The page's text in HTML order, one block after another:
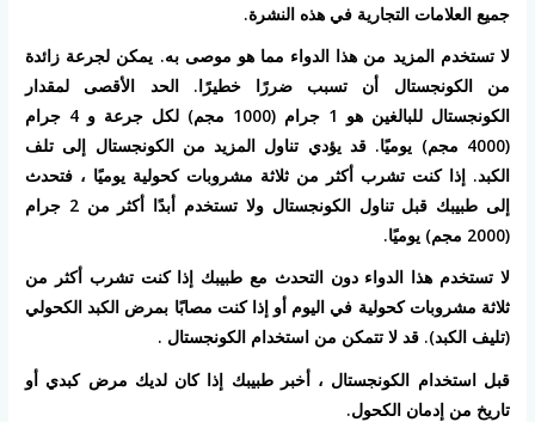
جميع العلامات التجارية في هذه النشرة.
لا تستخدم المزيد من هذا الدواء مما هو موصى به. يمكن لجرعة زائدة
من الكونجستال أن تسبب ضررًا خطيرًا. الحد الأقصى لمقدار
الكونجستال للبالغين هو 1 جرام (1000 مجم) لكل جرعة و 4 جرام
(4000 مجم) يوميًا. قد يؤدي تناول المزيد من الكونجستال إلى تلف
الكبد. إذا كنت تشرب أكثر من ثلاثة مشروبات كحولية يوميًا ، فتحدث
إلى طبيبك قبل تناول الكونجستال ولا تستخدم أبدًا أكثر من 2 جرام
(2000 مجم) يوميًا.
لا تستخدم هذا الدواء دون التحدث مع طبيبك إذا كنت تشرب أكثر من
ثلاثة مشروبات كحولية في اليوم أو إذا كنت مصابًا بمرض الكبد الكحولي
(تليف الكبد). قد لا تتمكن من استخدام الكونجستال .
قبل استخدام الكونجستال ، أخبر طبيبك إذا كان لديك مرض كبدي أو
تاريخ من إدمان الكحول.